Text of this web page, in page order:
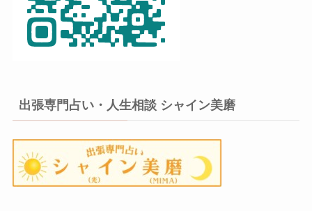
出張専門占い・人生相談 シャイン美磨